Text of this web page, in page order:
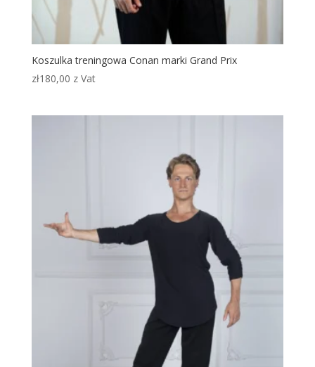
Koszulka treningowa Conan marki Grand Prix
zł180,00 z Vat